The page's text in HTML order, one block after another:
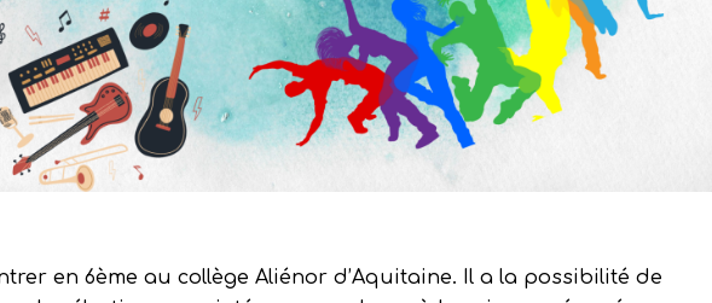
en 6ème au collège Aliénor d’Aquitaine. Il a la possibilité de